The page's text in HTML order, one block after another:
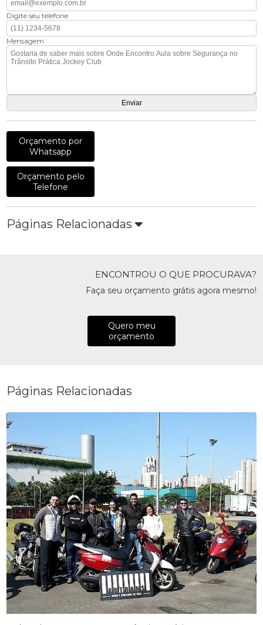
Digite seu telefone
Mensagem
Orçamento por
Whatsapp
Orçamento pelo
Telefone
Páginas Relacionadas
ENCONTROU O QUE PROCURAVA?
Faça seu orçamento grátis agora mesmo!
Quero meu
orçamento
Páginas Relacionadas